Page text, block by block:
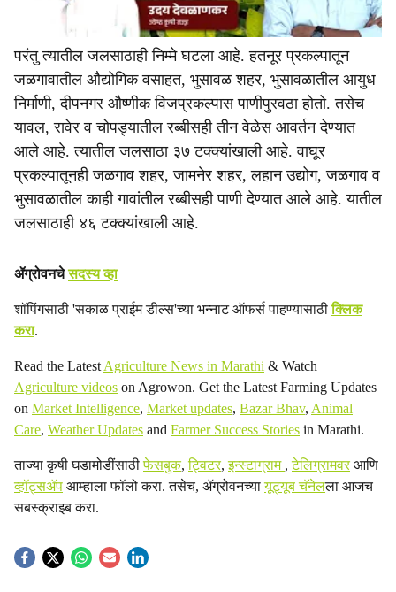
परंतु त्यातील जलसाठाही निम्मे घटला आहे. हतनूर प्रकल्पातून
जळगावातील औद्योगिक वसाहत, भुसावळ शहर, भुसावळातील आयुध
निर्माणी, दीपनगर औष्णीक विजप्रकल्पास पाणीपुरवठा होतो. तसेच
यावल, रावेर व चोपड्यातील रब्बीसही तीन वेळेस आवर्तन देण्यात
आले आहे. त्यातील जलसाठा ३७ टक्क्यांखाली आहे. वाघूर
प्रकल्पातूनही जळगाव शहर, जामनेर शहर, लहान उद्योग, जळगाव व
भुसावळातील काही गावांतील रब्बीसही पाणी देण्यात आले आहे. यातील
जलसाठाही ४६ टक्क्यांखाली आहे.
ॲग्रोवनचेसदस्य व्हा
शॉपिंगसाठी 'सकाळ प्राईम डील्स'च्या भन्नाट ऑफर्स पाहण्यासाठीक्लिक
करा.
Read the Latest Agriculture News in Marathi & Watch
Agriculture videos on Agrowon. Get the Latest Farming Updates
on Market Intelligence, Market updates, Bazar Bhav, Animal
Care, Weather Updates and Farmer Success Stories in Marathi.
ताज्या कृषी घडामोडींसाठीफेसबुक,ट्विटर,इन्स्टाग्राम ,टेलिग्रामवरआणि
व्हॉट्सॲप आम्हाला फॉलो करा. तसेच, ॲग्रोवनच्यायूट्यूब चॅनेलला आजच
सबस्क्राइब करा.